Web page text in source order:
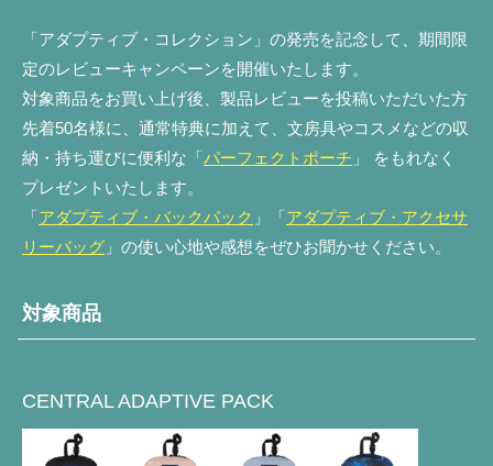
「アダプティブ・コレクション」の発売を記念して、期間限
定のレビューキャンペーンを開催いたします。
対象商品をお買い上げ後、製品レビューを投稿いただいた方
先着50名様に、通常特典に加えて、文房具やコスメなどの収
納・持ち運びに便利な「パーフェクトポーチ 」 をもれなく
プレゼントいたします。
「アダプティブ・バックパック 」「アダプティブ・アクセサ
リーバッグ 」の使い心地や感想をぜひお聞かせください。
対象商品
CENTRAL ADAPTIVE PACK